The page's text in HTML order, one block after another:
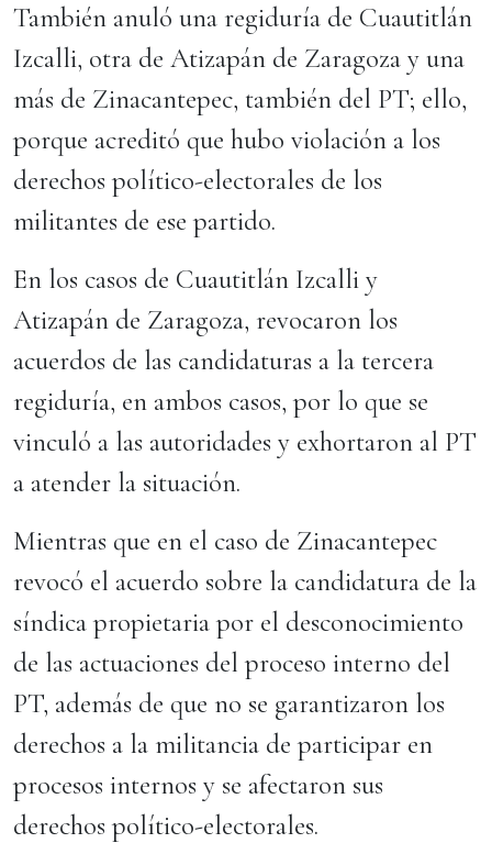
También anuló una regiduría de Cuautitlán
Izcalli, otra de Atizapán de Zaragoza y una
más de Zinacantepec, también del PT; ello,
porque acreditó que hubo violación a los
derechos político-electorales de los
militantes de ese partido.
En los casos de Cuautitlán Izcalli y
Atizapán de Zaragoza, revocaron los
acuerdos de las candidaturas a la tercera
regiduría, en ambos casos, por lo que se
vinculó a las autoridades y exhortaron al PT
a atender la situación.
Mientras que en el caso de Zinacantepec
revocó el acuerdo sobre la candidatura de la
síndica propietaria por el desconocimiento
de las actuaciones del proceso interno del
PT, además de que no se garantizaron los
derechos a la militancia de participar en
procesos internos y se afectaron sus
derechos político-electorales.